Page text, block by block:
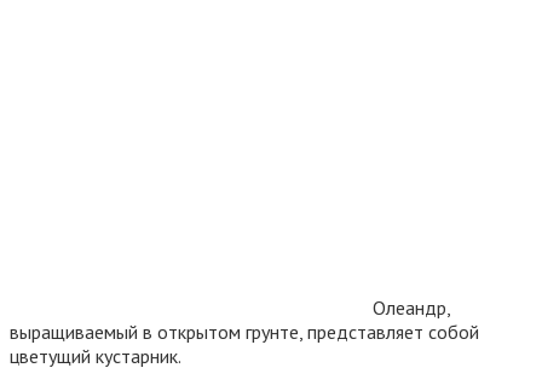
Олеандр,
выращиваемый в открытом грунте, представляет собой
цветущий кустарник.